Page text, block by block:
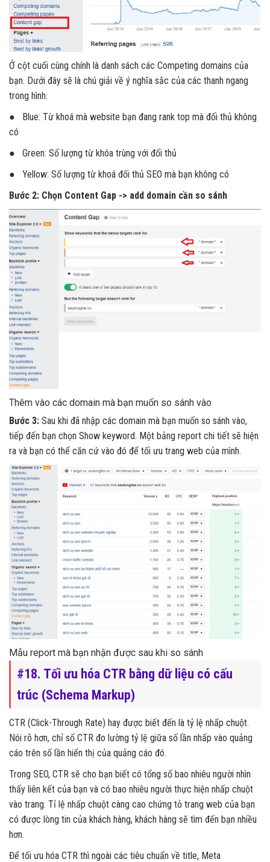
Ở cột cuối cùng chính là danh sách các Competing domains của
bạn. Dưới đây sẽ là chú giải về ý nghĩa sắc của các thanh ngang
trong hình:
● Blue: Từ khoá mà website bạn đang rank top mà đối thủ không
có
● Green: Số lượng từ khóa trùng với đối thủ
● Yellow: Số lượng từ khoá đối thủ SEO mà bạn không có
Bước 2: Chọn Content Gap -> add domain cần so sánh
Thêm vào các domain mà bạn muốn so sánh vào
Bước 3: Sau khi đã nhập các domain mà bạn muốn so sánh vào,
tiếp đến bạn chọn Show keyword. Một bảng report chi tiết sẽ hiện
ra và bạn có thể căn cứ vào đó để tối ưu trang web của mình.
Mẫu report mà bạn nhận được sau khi so sánh
#18. Tối ưu hóa CTR bằng dữ liệu có cấu
trúc (Schema Markup)
CTR (Click-Through Rate) hay được biết đến là tỷ lệ nhấp chuột.
Nói rõ hơn, chỉ số CTR đo lường tỷ lệ giữa số lần nhấp vào quảng
cáo trên số lần hiển thị của quảng cáo đó.
Trong SEO, CTR sẽ cho bạn biết có tổng số bao nhiêu người nhìn
thấy liên kết của bạn và có bao nhiêu người thực hiện nhấp chuột
vào trang. Tỉ lệ nhấp chuột càng cao chứng tỏ trang web của bạn
có được lòng tin của khách hàng, khách hàng sẽ tìm đến bạn nhiều
hơn.
Để tối ưu hóa CTR thì ngoài các tiêu chuẩn về title, Meta